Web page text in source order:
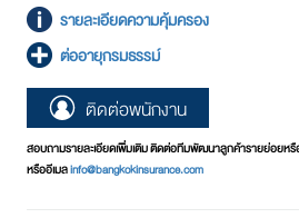
รายละเอียดความคุ้มครอง
ต่ออายุกรมธรรม์
ติดต่อพนักงาน
สอบถามรายละเอียดเพิ่มเติม ติดต่อทีมพัฒนาลูกค้ารายย่อยหรือ
หรืออีเมลinfo@bangkokinsurance.com